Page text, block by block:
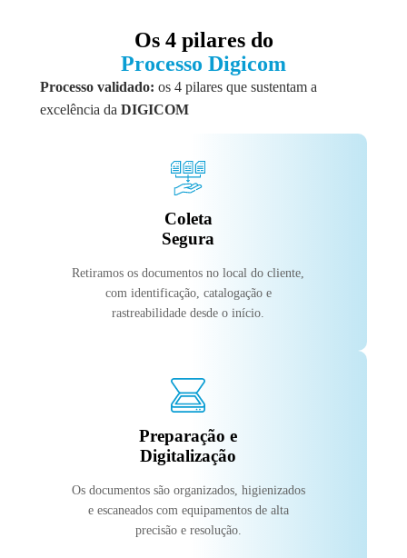
Os 4 pilares do
Processo Digicom
Processo validado: os 4 pilares que sustentam a
excelência da DIGICOM
Coleta
Segura
Retiramos os documentos no local do cliente,
com identificação, catalogação e
rastreabilidade desde o início.
Preparação e
Digitalização
Os documentos são organizados, higienizados
e escaneados com equipamentos de alta
precisão e resolução.